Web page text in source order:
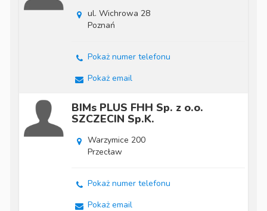
ul. Wichrowa 28
Poznań
Pokaż numer telefonu
Pokaż email
BIMs PLUS FHH Sp. z o.o.
SZCZECIN Sp.K.
Warzymice 200
Przecław
Pokaż numer telefonu
Pokaż email